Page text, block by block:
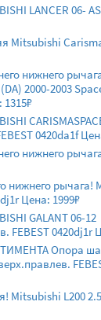
LANCER 06-
нижнего
2000-2003
1315₽
0420da1f
нижнего
нижнего рычага!
Цена: 1999₽
GALANT 06-12
FEBEST 0420dj1r
Опора
L200 2.5